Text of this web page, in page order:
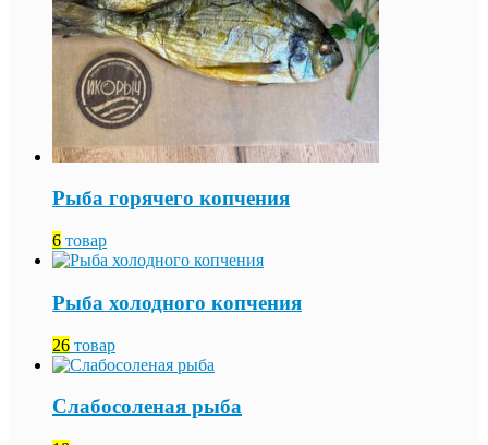
Рыба горячего копчения
6 товар
Рыба холодного копчения
26 товар
Слабосоленая рыба